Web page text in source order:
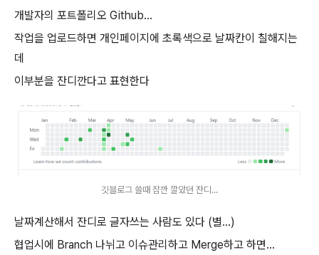
개발자의 포트폴리오 Github...
작업을 업로드하면 개인페이지에 초록색으로 날짜칸이 칠해지는
데
이부분을 잔디깐다고 표현한다
깃블로그 쓸때 잠깐 깔았던 잔디...
날짜계산해서 잔디로 글자쓰는 사람도 있다 (별...)
협업시에 Branch 나뉘고 이슈관리하고 Merge하고 하면...